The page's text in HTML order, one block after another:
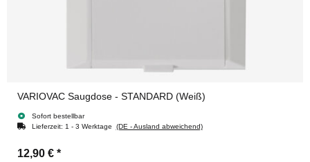
VARIOVAC Saugdose - STANDARD (Weiß)
Sofort bestellbar
Lieferzeit: 1 - 3 Werktage (DE - Ausland abweichend)
12,90 € *